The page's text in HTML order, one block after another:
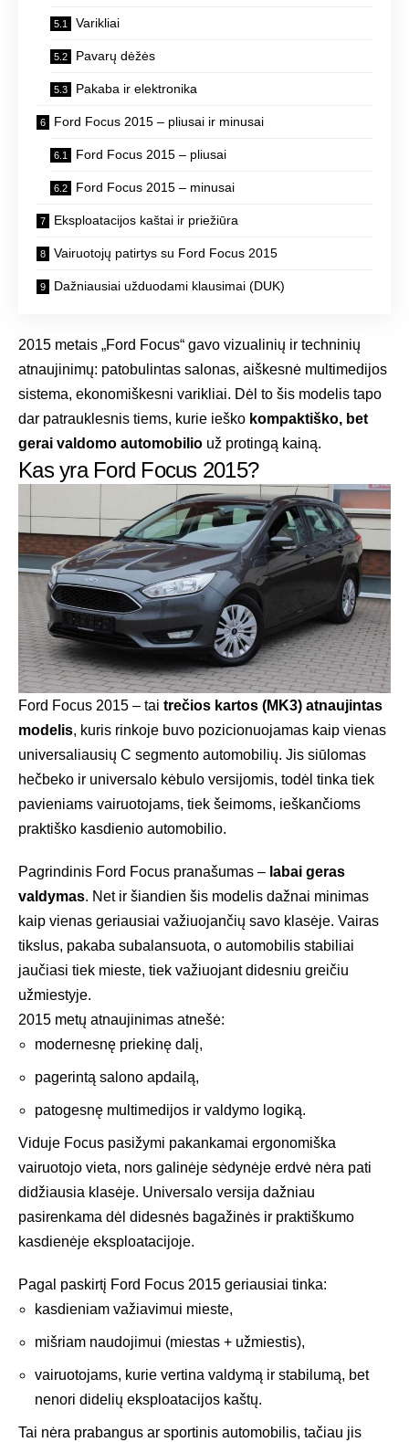
Varikliai
Pavarų dėžės
Pakaba ir elektronika
Ford Focus 2015 – pliusai ir minusai
Ford Focus 2015 – pliusai
Ford Focus 2015 – minusai
Eksploatacijos kaštai ir priežiūra
Vairuotojų patirtys su Ford Focus 2015
Dažniausiai užduodami klausimai (DUK)
2015 metais „Ford Focus“ gavo vizualinių ir techninių
atnaujinimų: patobulintas salonas, aiškesnė multimedijos
sistema, ekonomiškesni varikliai. Dėl to šis modelis tapo
dar patrauklesnis tiems, kurie ieško kompaktiško, bet
gerai valdomo automobilio už protingą kainą.
Kas yra Ford Focus 2015?
Ford Focus 2015 – tai trečios kartos (MK3) atnaujintas
modelis, kuris rinkoje buvo pozicionuojamas kaip vienas
universaliausių C segmento automobilių. Jis siūlomas
hečbeko ir universalo kėbulo versijomis, todėl tinka tiek
pavieniams vairuotojams, tiek šeimoms, ieškančioms
praktiško kasdienio automobilio.
Pagrindinis Ford Focus pranašumas – labai geras
valdymas. Net ir šiandien šis modelis dažnai minimas
kaip vienas geriausiai važiuojančių savo klasėje. Vairas
tikslus, pakaba subalansuota, o automobilis stabiliai
jaučiasi tiek mieste, tiek važiuojant didesniu greičiu
užmiestyje.
2015 metų atnaujinimas atnešė:
modernesnę priekinę dalį,
pagerintą salono apdailą,
patogesnę multimedijos ir valdymo logiką.
Viduje Focus pasižymi pakankamai ergonomiška
vairuotojo vieta, nors galinėje sėdynėje erdvė nėra pati
didžiausia klasėje. Universalo versija dažniau
pasirenkama dėl didesnės bagažinės ir praktiškumo
kasdienėje eksploatacijoje.
Pagal paskirtį Ford Focus 2015 geriausiai tinka:
kasdieniam važiavimui mieste,
mišriam naudojimui (miestas + užmiestis),
vairuotojams, kurie vertina valdymą ir stabilumą, bet
nenori didelių eksploatacijos kaštų.
Tai nėra prabangus ar sportinis automobilis, tačiau jis